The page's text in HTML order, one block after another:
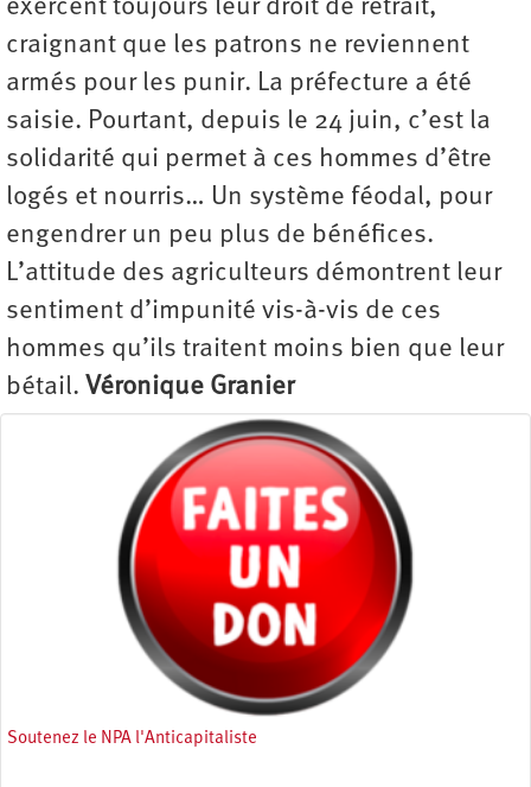
exercent toujours leur droit de retrait,
craignant que les patrons ne reviennent
armés pour les punir. La préfecture a été
saisie. Pourtant, depuis le 24 juin, c’est la
solidarité qui permet à ces hommes d’être
logés et nourris… Un système féodal, pour
engendrer un peu plus de bénéfices.
L’attitude des agriculteurs démontrent leur
sentiment d’impunité vis-à-vis de ces
hommes qu’ils traitent moins bien que leur
bétail. Véronique Granier
Soutenez le NPA l'Anticapitaliste